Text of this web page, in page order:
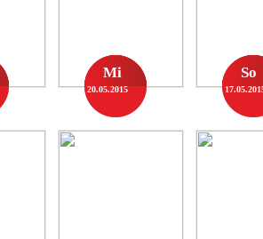
Mi
20.05.2015
So